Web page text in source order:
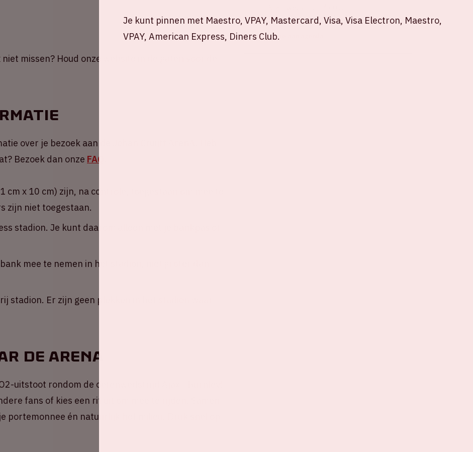
missen? Houd onze website in de gaten voor de
over je bezoek aan de Johan Cruijff ArenA. Heb
Bezoek dan onze FAQ
cm x 10 cm) zijn, na controle, toegestaan om mee te
zijn niet toegestaan.
stadion. Je kunt daarom alleen met je bankpas of
mee te nemen in het stadion, niet groter dan
stadion. Er zijn geen plekken in het stadion waar
de ArenA
uitstoot rondom de oefenwedstrijd Ajax - Burnley!
fans of kies een rit uit om mee te rijden. Samen
portemonnee én natuurlijk het milieu. Druk snel op
Einde wedstrijd: 15:45 uur
+ Voeg toe aan agenda
Je kunt pinnen met Maestro, VPAY, Mastercard, Visa, Visa Electron, Maestro,
VPAY, American Express, Diners Club.